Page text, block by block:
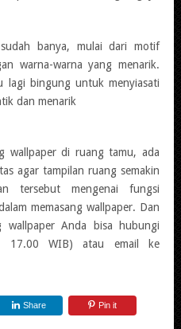
banya, mulai dari motif
warna-warna yang menarik.
lagi bingung untuk menyiasati
dan menarik
wallpaper di ruang tamu, ada
agar tampilan ruang semakin
tersebut mengenai fungsi
memasang wallpaper. Dan
Anda bisa hubungi
WIB) atau email ke
Share Pin it